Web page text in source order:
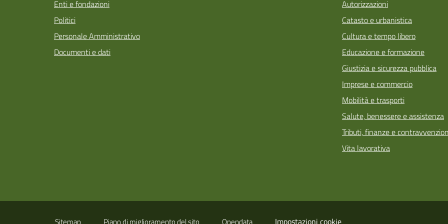
Enti e fondazioni
Politici
Personale Amministrativo
Documenti e dati
Autorizzazioni
Catasto e urbanistica
Cultura e tempo libero
Educazione e formazione
Giustizia e sicurezza pubblica
Imprese e commercio
Mobilità e trasporti
Salute, benessere e assistenza
Tributi, finanze e
Vita lavorativa
Sitemap Piano di miglioramento del sito Opendata Impostazioni cookie